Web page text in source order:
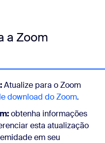
a Zoom
Atualize para o Zoom
download do Zoom.
obtenha informações
esta atualização
em seu